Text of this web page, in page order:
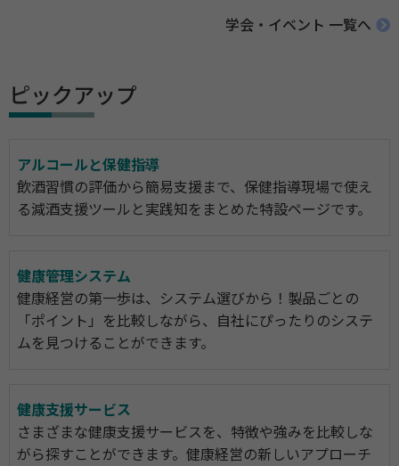
学会・イベント 一覧へ
ピックアップ
アルコールと保健指導
飲酒習慣の評価から簡易支援まで、保健指導現場で使え
る減酒支援ツールと実践知をまとめた特設ページです。
健康管理システム
健康経営の第一歩は、システム選びから！製品ごとの
「ポイント」を比較しながら、自社にぴったりのシステ
ムを見つけることができます。
健康支援サービス
さまざまな健康支援サービスを、特徴や強みを比較しな
がら探すことができます。健康経営の新しいアプローチ